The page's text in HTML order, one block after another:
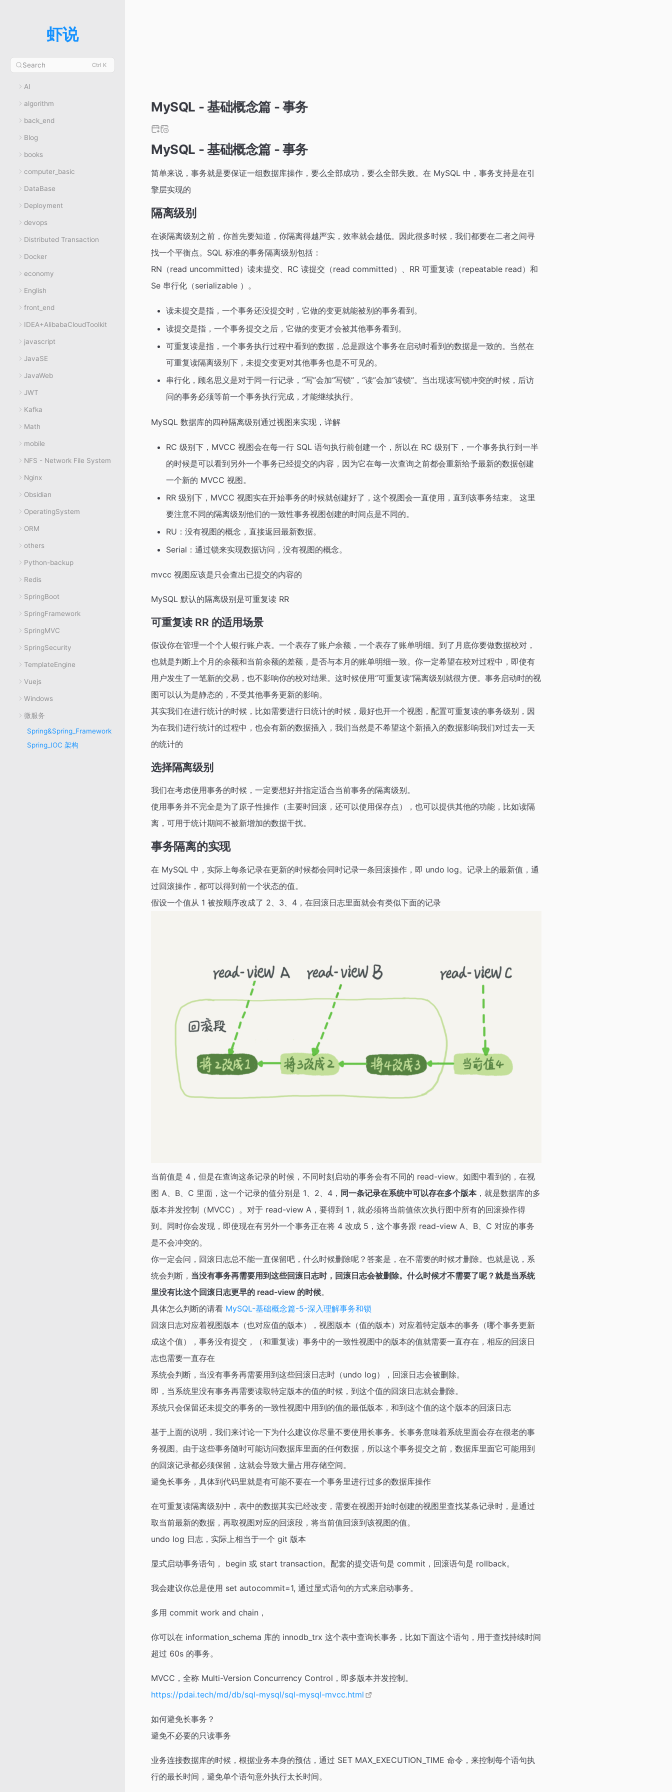
虾说
Search Ctrl K
AI
algorithm
back_end
Blog
books
computer_basic
DataBase
Deployment
devops
Distributed Transaction
Docker
economy
English
front_end
IDEA+AlibabaCloudToolkit
javascript
JavaSE
JavaWeb
JWT
Kafka
Math
mobile
NFS - Network File System
Nginx
Obsidian
OperatingSystem
ORM
others
Python-backup
Redis
SpringBoot
SpringFramework
SpringMVC
SpringSecurity
TemplateEngine
Vuejs
Windows
微服务
Spring&Spring_Framework
Spring_IOC 架构
MySQL - 基础概念篇 - 事务
MySQL - 基础概念篇 - 事务
简单来说，事务就是要保证一组数据库操作，要么全部成功，要么全部失败。在 MySQL 中，事务支持是在引
擎层实现的
隔离级别
在谈隔离级别之前，你首先要知道，你隔离得越严实，效率就会越低。因此很多时候，我们都要在二者之间寻
找一个平衡点。SQL 标准的事务隔离级别包括：
RN（read uncommitted）读未提交、RC 读提交（read committed）、RR 可重复读（repeatable read）和
Se 串行化（serializable ）。
读未提交是指，一个事务还没提交时，它做的变更就能被别的事务看到。
读提交是指，一个事务提交之后，它做的变更才会被其他事务看到。
可重复读是指，一个事务执行过程中看到的数据，总是跟这个事务在启动时看到的数据是一致的。当然在
可重复读隔离级别下，未提交变更对其他事务也是不可见的。
串行化，顾名思义是对于同一行记录，“写”会加“写锁”，“读”会加“读锁”。当出现读写锁冲突的时候，后访
问的事务必须等前一个事务执行完成，才能继续执行。
MySQL 数据库的四种隔离级别通过视图来实现，详解
RC 级别下，MVCC 视图会在每一行 SQL 语句执行前创建一个，所以在 RC 级别下，一个事务执行到一半
的时候是可以看到另外一个事务已经提交的内容，因为它在每一次查询之前都会重新给予最新的数据创建
一个新的 MVCC 视图。
RR 级别下，MVCC 视图实在开始事务的时候就创建好了，这个视图会一直使用，直到该事务结束。 这里
要注意不同的隔离级别他们的一致性事务视图创建的时间点是不同的。
RU：没有视图的概念，直接返回最新数据。
Serial：通过锁来实现数据访问，没有视图的概念。
mvcc 视图应该是只会查出已提交的内容的
MySQL 默认的隔离级别是可重复读 RR
可重复读 RR 的适用场景
假设你在管理一个个人银行账户表。一个表存了账户余额，一个表存了账单明细。到了月底你要做数据校对，
也就是判断上个月的余额和当前余额的差额，是否与本月的账单明细一致。你一定希望在校对过程中，即使有
用户发生了一笔新的交易，也不影响你的校对结果。这时候使用“可重复读”隔离级别就很方便。事务启动时的视
图可以认为是静态的，不受其他事务更新的影响。
其实我们在进行统计的时候，比如需要进行日统计的时候，最好也开一个视图，配置可重复读的事务级别，因
为在我们进行统计的过程中，也会有新的数据插入，我们当然是不希望这个新插入的数据影响我们对过去一天
的统计的
选择隔离级别
我们在考虑使用事务的时候，一定要想好并指定适合当前事务的隔离级别。
使用事务并不完全是为了原子性操作（主要时回滚，还可以使用保存点），也可以提供其他的功能，比如读隔
离，可用于统计期间不被新增加的数据干扰。
事务隔离的实现
在 MySQL 中，实际上每条记录在更新的时候都会同时记录一条回滚操作，即 undo log。记录上的最新值，通
过回滚操作，都可以得到前一个状态的值。
假设一个值从 1 被按顺序改成了 2、3、4，在回滚日志里面就会有类似下面的记录
当前值是 4，但是在查询这条记录的时候，不同时刻启动的事务会有不同的 read-view。如图中看到的，在视
图 A、B、C 里面，这一个记录的值分别是 1、2、4， 同一条记录在系统中可以存在多个版本，就是数据库的多
版本并发控制（MVCC）。对于 read-view A，要得到 1，就必须将当前值依次执行图中所有的回滚操作得
到。同时你会发现，即使现在有另外一个事务正在将 4 改成 5，这个事务跟 read-view A、B、C 对应的事务
是不会冲突的。
你一定会问，回滚日志总不能一直保留吧，什么时候删除呢？答案是，在不需要的时候才删除。也就是说，系
统会判断， 当没有事务再需要用到这些回滚日志时，回滚日志会被删除。什么时候才不需要了呢？就是当系统
里没有比这个回滚日志更早的 read-view 的时候。
具体怎么判断的请看 MySQL-基础概念篇-5-深入理解事务和锁
回滚日志对应着视图版本（也对应值的版本），视图版本（值的版本）对应着特定版本的事务（哪个事务更新
成这个值），事务没有提交，（和重复读）事务中的一致性视图中的版本的值就需要一直存在，相应的回滚日
志也需要一直存在
系统会判断，当没有事务再需要用到这些回滚日志时（undo log），回滚日志会被删除。
即，当系统里没有事务再需要读取特定版本的值的时候，到这个值的回滚日志就会删除。
系统只会保留还未提交的事务的一致性视图中用到的值的最低版本，和到这个值的这个版本的回滚日志
基于上面的说明，我们来讨论一下为什么建议你尽量不要使用长事务。长事务意味着系统里面会存在很老的事
务视图。由于这些事务随时可能访问数据库里面的任何数据，所以这个事务提交之前，数据库里面它可能用到
的回滚记录都必须保留，这就会导致大量占用存储空间。
避免长事务，具体到代码里就是有可能不要在一个事务里进行过多的数据库操作
在可重复读隔离级别中，表中的数据其实已经改变，需要在视图开始时创建的视图里查找某条记录时，是通过
取当前最新的数据，再取视图对应的回滚段，将当前值回滚到该视图的值。
undo log 日志，实际上相当于一个 git 版本
显式启动事务语句， begin 或 start transaction。配套的提交语句是 commit，回滚语句是 rollback。
我会建议你总是使用 set autocommit=1, 通过显式语句的方式来启动事务。
多用 commit work and chain，
你可以在 information_schema 库的 innodb_trx 这个表中查询长事务，比如下面这个语句，用于查找持续时间
超过 60s 的事务。
MVCC，全称 Multi-Version Concurrency Control，即多版本并发控制。
https://pdai.tech/md/db/sql-mysql/sql-mysql-mvcc.html
如何避免长事务？
避免不必要的只读事务
业务连接数据库的时候，根据业务本身的预估，通过 SET MAX_EXECUTION_TIME 命令，来控制每个语句执
行的最长时间，避免单个语句意外执行太长时间。